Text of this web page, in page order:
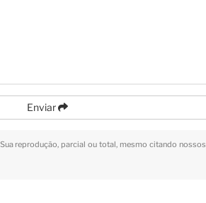
Enviar
reprodução, parcial ou total, mesmo citando